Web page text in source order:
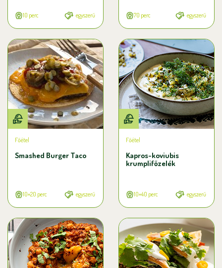
10 perc egyszerű 70 perc egyszerű
Főétel
Smashed Burger Taco
10+20 perc egyszerű
Főétel
Kapros-koviubis
krumplifőzelék
10+40 perc egyszerű